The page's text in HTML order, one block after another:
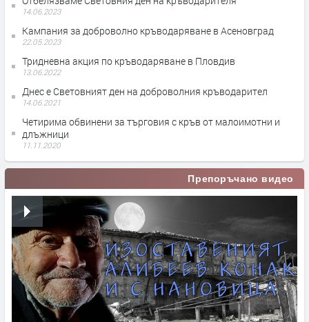
14.06.2023
Кампания за доброволно кръводаряване в Асеновград
22.05.2023
Тридневна акция по кръводаряване в Пловдив
13.06.2022
Днес е Световният ден на доброволния кръводарител
14.06.2021
Четирима обвинени за търговия с кръв от малоимотни и
длъжници
11.11.2020
Препоръчано видео